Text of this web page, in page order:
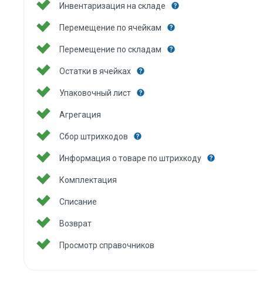
Инвентаризация на складе
Перемещение по ячейкам
Перемещение по складам
Остатки в ячейках
Упаковочный лист
Агрегация
Сбор штрихкодов
Информация о товаре по штрихкоду
Комплектация
Списание
Возврат
Просмотр справочников